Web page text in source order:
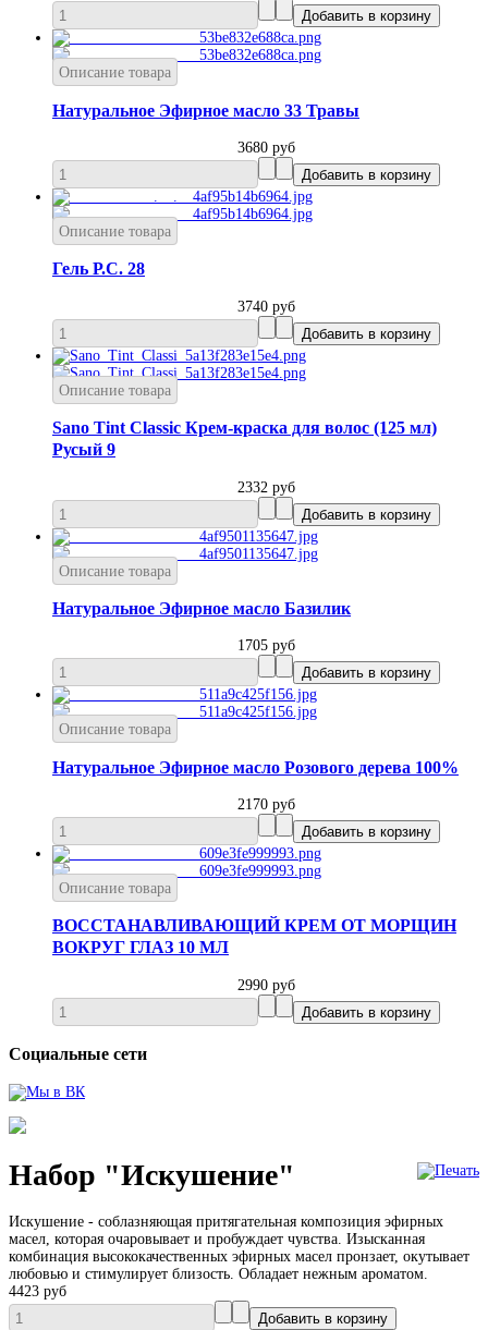
Описание товара
Натуральное Эфирное масло 33 Травы
3680 руб
Описание товара
Гель Р.С. 28
3740 руб
Описание товара
Sano Tint Classic Крем-краска для волос (125 мл)
Русый 9
2332 руб
Описание товара
Натуральное Эфирное масло Базилик
1705 руб
Описание товара
Натуральное Эфирное масло Розового дерева 100%
2170 руб
Описание товара
ВОССТАНАВЛИВАЮЩИЙ КРЕМ ОТ МОРЩИН
ВОКРУГ ГЛАЗ 10 МЛ
2990 руб
Социальные сети
Набор "Искушение"
Искушение - соблазняющая притягательная композиция эфирных
масел, которая очаровывает и пробуждает чувства. Изысканная
комбинация высококачественных эфирных масел пронзает, окутывает
любовью и стимулирует близость. Обладает нежным ароматом.
4423 руб